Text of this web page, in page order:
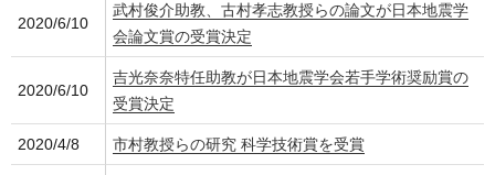
2020/6/10
武村俊介助教、古村孝志教授らの論文が日本地震学
会論文賞の受賞決定
2020/6/10
吉光奈奈特任助教が日本地震学会若手学術奨励賞の
受賞決定
2020/4/8 市村教授らの研究 科学技術賞を受賞